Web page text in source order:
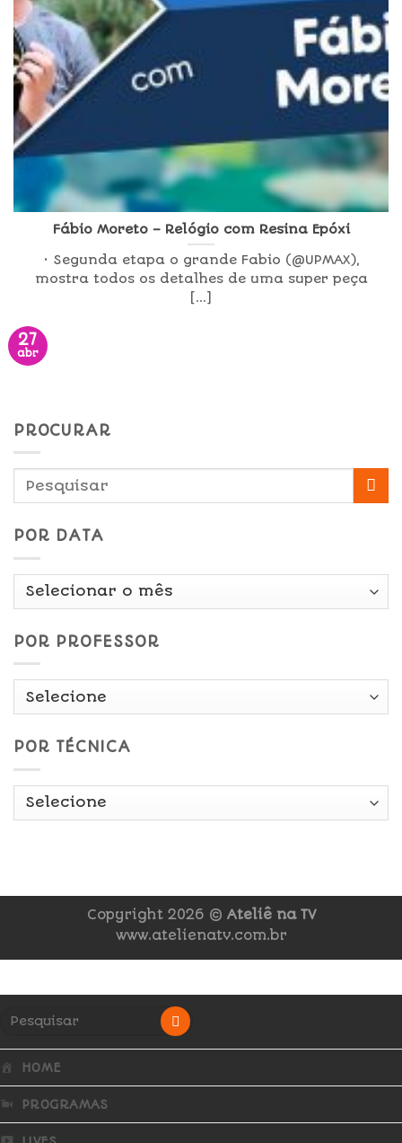
Fábio Moreto – Relógio com Resina Epóxi
• Segunda etapa o grande Fabio (@UPMAX),
mostra todos os detalhes de uma super peça
[...]
27
abr
PROCURAR
POR DATA
Por
POR PROFESSOR
POR TÉCNICA
Copyright 2026 © Ateliê na TV
www.atelienatv.com.br
HOME
PROGRAMAS